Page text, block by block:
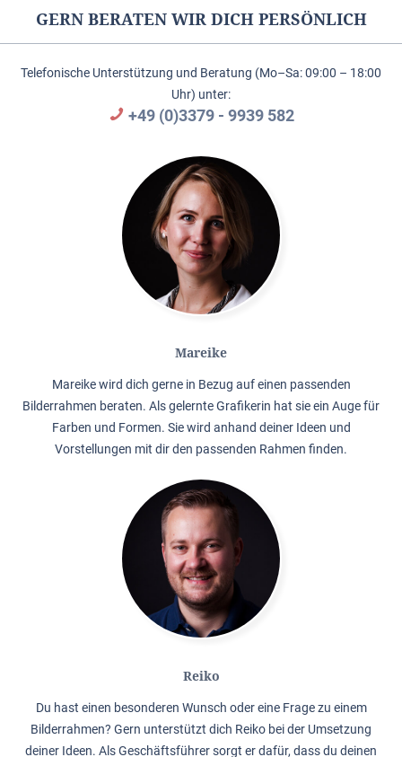
GERN BERATEN WIR DICH PERSÖNLICH
Telefonische Unterstützung und Beratung (Mo–Sa: 09:00 – 18:00
Uhr) unter:
+49 (0)3379 - 9939 582
Mareike
Mareike wird dich gerne in Bezug auf einen passenden
Bilderrahmen beraten. Als gelernte Grafikerin hat sie ein Auge für
Farben und Formen. Sie wird anhand deiner Ideen und
Vorstellungen mit dir den passenden Rahmen finden.
Reiko
Du hast einen besonderen Wunsch oder eine Frage zu einem
Bilderrahmen? Gern unterstützt dich Reiko bei der Umsetzung
deiner Ideen. Als Geschäftsführer sorgt er dafür, dass du deinen